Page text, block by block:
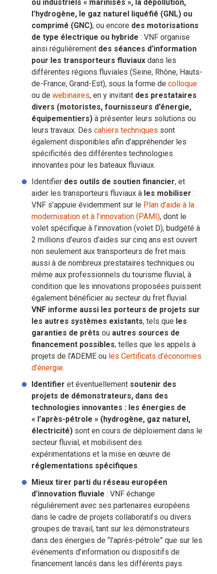
ou industriels « marinisés », la dépollution,
l’hydrogène, le gaz naturel liquéfié (GNL) ou
comprimé (GNC), ou encore des motorisations
de type électrique ou hybride : VNF organise
ainsi régulièrement des séances d’information
pour les transporteurs fluviaux dans les
différentes régions fluviales (Seine, Rhône, Hauts-
de-France, Grand-Est), sous la forme de colloque
ou de webinaires, en y invitant des prestataires
divers (motoristes, fournisseurs d’énergie,
équipementiers) à présenter leurs solutions ou
leurs travaux. Des cahiers techniques sont
également disponibles afin d’appréhender les
spécificités des différentes technologies
innovantes pour les bateaux fluviaux.
Identifier des outils de soutien financier, et
aider les transporteurs fluviaux à les mobiliser :
VNF s’appuie évidemment sur le Plan d’aide à la
modernisation et à l’innovation (PAMI), dont le
volet spécifique à l’innovation (volet D), budgété à
2 millions d’euros d’aides sur cinq ans est ouvert
non seulement aux transporteurs de fret mais
aussi à de nombreux prestataires techniques ou
même aux professionnels du tourisme fluvial, à
condition que les innovations proposées puissent
également bénéficier au secteur du fret fluvial.
VNF informe aussi les porteurs de projets sur
les autres systèmes existants, tels que les
garanties de prêts ou autres sources de
financement possibles, telles que les appels à
projets de l’ADEME ou les Certificats d’économies
d’énergie.
Identifier et éventuellement soutenir des
projets de démonstrateurs, dans des
technologies innovantes : les énergies de
« l’après-pétrole » (hydrogène, gaz naturel,
électricité) sont en cours de déploiement dans le
secteur fluvial, et mobilisent des
expérimentations et la mise en œuvre de
réglementations spécifiques.
Mieux tirer parti du réseau européen
d’innovation fluviale : VNF échange
régulièrement avec ses partenaires européens
dans le cadre de projets collaboratifs ou divers
groupes de travail, tant sur les démonstrateurs
dans des énergies de “l’après-pétrole” que sur les
événements d’information ou dispositifs de
financement lancés dans les différents pays.